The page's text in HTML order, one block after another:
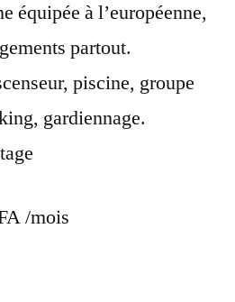
équipée à l’européenne,
partout.
piscine, groupe
gardiennage.
/mois